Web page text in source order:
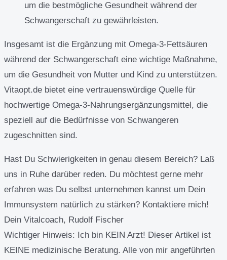
um die bestmögliche Gesundheit während der
Schwangerschaft zu gewährleisten.
Insgesamt ist die Ergänzung mit Omega-3-Fettsäuren
während der Schwangerschaft eine wichtige Maßnahme,
um die Gesundheit von Mutter und Kind zu unterstützen.
Vitaopt.de bietet eine vertrauenswürdige Quelle für
hochwertige Omega-3-Nahrungsergänzungsmittel, die
speziell auf die Bedürfnisse von Schwangeren
zugeschnitten sind.
Hast Du Schwierigkeiten in genau diesem Bereich? Laß
uns in Ruhe darüber reden. Du möchtest gerne mehr
erfahren was Du selbst unternehmen kannst um Dein
Immunsystem natürlich zu stärken? Kontaktiere mich!
Dein Vitalcoach, Rudolf Fischer
Wichtiger Hinweis: Ich bin KEIN Arzt! Dieser Artikel ist
KEINE medizinische Beratung. Alle von mir angeführten